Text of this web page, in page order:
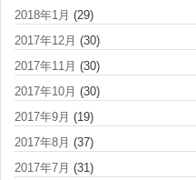
2018年1月 (29)
2017年12月 (30)
2017年11月 (30)
2017年10月 (30)
2017年9月 (19)
2017年8月 (37)
2017年7月 (31)